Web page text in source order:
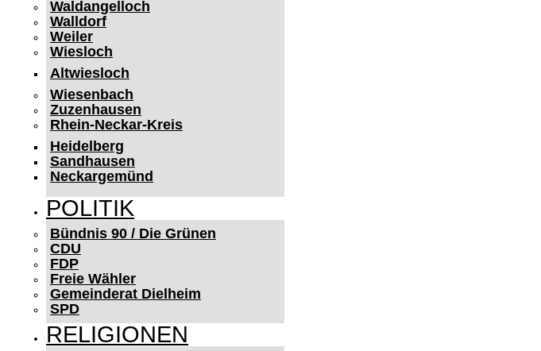
Waldangelloch
Walldorf
Weiler
Wiesloch
Altwiesloch
Wiesenbach
Zuzenhausen
Rhein-Neckar-Kreis
Heidelberg
Sandhausen
Neckargemünd
POLITIK
Bündnis 90 / Die Grünen
CDU
FDP
Freie Wähler
Gemeinderat Dielheim
SPD
RELIGIONEN